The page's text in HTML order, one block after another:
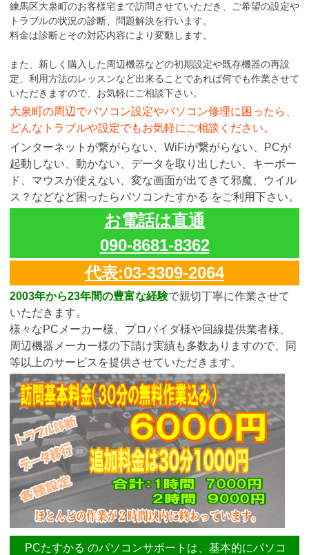
練馬区大泉町のお客様宅まで訪問させていただき、ご希望の設定や
トラブルの状況の診断、問題解決を行います。
料金は診断とその対応内容により変動します。
また、新しく購入した周辺機器などの初期設定や既存機器の再設
定、利用方法のレッスンなど出来ることであれば何でも作業させて
いただきますので、お気軽にご相談下さい。
大泉町の周辺でパソコン設定やパソコン修理に困ったら、
どんなトラブルや設定でもお気軽にご相談ください。
インターネットが繋がらない、WiFiが繋がらない、PCが
起動しない、動かない、データを取り出したい、キーボー
ド、マウスが使えない、変な画面が出てきて邪魔、ウイル
ス？などなど困ったらパソコンたすかる をご利用下さい。
お電話は直通
090-8681-8362
代表:03-3309-2064
2003年から23年間の豊富な経験で親切丁寧に作業させて
いただきます。
様々なPCメーカー様、プロバイダ様や回線提供業者様、
周辺機器メーカー様の下請け実績も多数ありますので、同
等以上のサービスを提供させていただきます。
PCたすかる のパソコンサポートは、基本的にパソコ